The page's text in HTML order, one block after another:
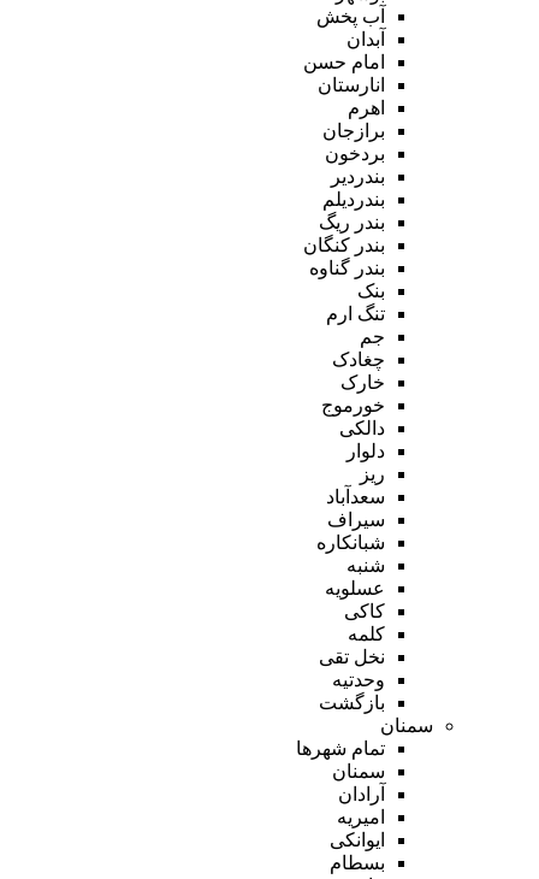
آب پخش
آبدان
امام حسن
انارستان
اهرم
برازجان
بردخون
بندردیر
بندردیلم
بندر ریگ
بندر کنگان
بندر گناوه
بنک
تنگ ارم
جم
چغادک
خارک
خورموج
دالکی
دلوار
ریز
سعدآباد
سیراف
شبانکاره
شنبه
عسلویه
کاکی
کلمه
نخل تقی
وحدتیه
بازگشت
سمنان
تمام شهر‌ها
سمنان
آرادان
امیریه
ایوانکی
بسطام